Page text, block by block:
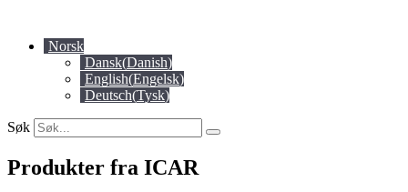
content Norsk
Dansk(Danish)
English(Engelsk)
Deutsch(Tysk)
Søk
Produkter fra ICAR